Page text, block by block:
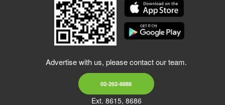
Advertise with us, please contact our team.
02-262-8888
Ext. 8615, 8686